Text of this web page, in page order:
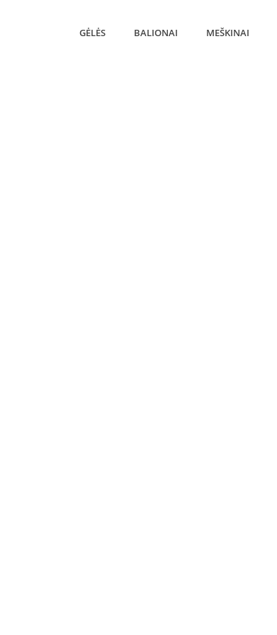
GĖLĖS BALIONAI MEŠKINAI